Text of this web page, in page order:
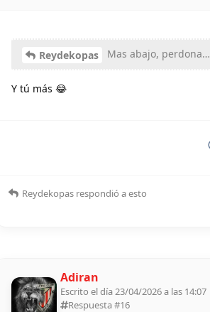
Reydekopas Mas abajo, perdona…
Y tú más 😂
Reydekopas respondió a esto
Adiran
Escrito el día 23/04/2026 a las 14:07
Respuesta #16